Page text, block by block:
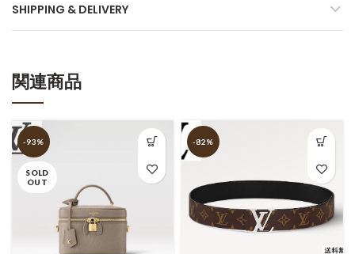
SHIPPING & DELIVERY
関連商品
-93%
SOLD
OUT
-82%